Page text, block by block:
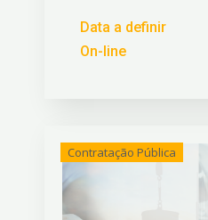
Data a definir
On-line
Contratação Pública